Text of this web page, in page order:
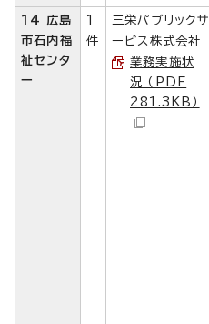
14 広島
市石内福
祉センタ
ー
1
件
三栄パブリックサ
ービス株式会社
業務実施状
況 （PDF
281.3KB）